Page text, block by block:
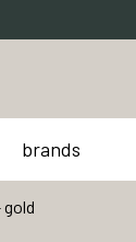
brands
gold